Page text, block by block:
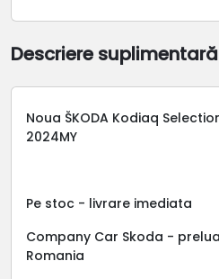
Descriere suplimentară
Noua ŠKODA Kodiaq
2024MY
Pe stoc - livrare imediata
Company Car Skoda -
Romania